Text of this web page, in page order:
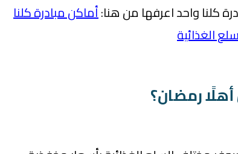
كلنا واحد اعرفها من هنا:أماكن مبادرة كلنا
الغذائية
رمضان؟